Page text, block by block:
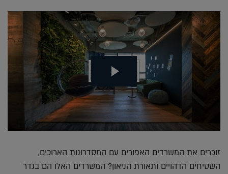
זוכרים את המשרדים האפורים עם המסדרונות הארוכים,
השטיחים הדהויים ותאורת הניאון? המשרדים האלו הם בגדר